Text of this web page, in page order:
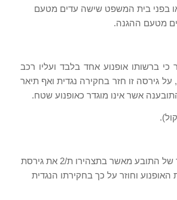
בפני בית המשפט שישה עדים מטעם
מטעם ההגנה.
כי ברשותו אופנוע אחד בלבד ועליו רכב
, על גירסה זו חזר בחקירה נגדית ואף תיאר
אשר אינו מוגדר כאופנוע שטח.
).
של התובע מאשר בתצהירו ת/2
את גירסת
וחוזר על כך בחקירתו הנגדית